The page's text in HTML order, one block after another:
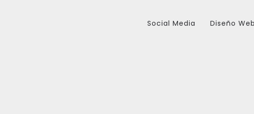
Social Media Diseño Web